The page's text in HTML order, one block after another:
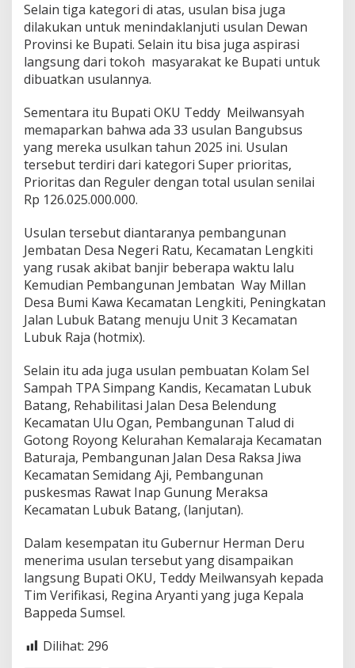
a
b
u
p
a
t
n
O
U
Selain tiga kategori di atas, usulan bisa juga
dilakukan untuk menindaklanjuti usulan Dewan
Provinsi ke Bupati. Selain itu bisa juga aspirasi
langsung dari tokoh masyarakat ke Bupati untuk
dibuatkan usulannya.
Sementara itu Bupati OKU Teddy Meilwansyah
memaparkan bahwa ada 33 usulan Bangubsus
yang mereka usulkan tahun 2025 ini. Usulan
tersebut terdiri dari kategori Super prioritas,
Prioritas dan Reguler dengan total usulan senilai
Rp 126.025.000.000.
Usulan tersebut diantaranya pembangunan
Jembatan Desa Negeri Ratu, Kecamatan Lengkiti
yang rusak akibat banjir beberapa waktu lalu
Kemudian Pembangunan Jembatan Way Millan
Desa Bumi Kawa Kecamatan Lengkiti, Peningkatan
Jalan Lubuk Batang menuju Unit 3 Kecamatan
Lubuk Raja (hotmix).
Selain itu ada juga usulan pembuatan Kolam Sel
Sampah TPA Simpang Kandis, Kecamatan Lubuk
Batang, Rehabilitasi Jalan Desa Belendung
Kecamatan Ulu Ogan, Pembangunan Talud di
Gotong Royong Kelurahan Kemalaraja Kecamatan
Baturaja, Pembangunan Jalan Desa Raksa Jiwa
Kecamatan Semidang Aji, Pembangunan
puskesmas Rawat Inap Gunung Meraksa
Kecamatan Lubuk Batang, (lanjutan).
Dalam kesempatan itu Gubernur Herman Deru
menerima usulan tersebut yang disampaikan
langsung Bupati OKU, Teddy Meilwansyah kepada
Tim Verifikasi, Regina Aryanti yang juga Kepala
Bappeda Sumsel.
Dilihat: 296